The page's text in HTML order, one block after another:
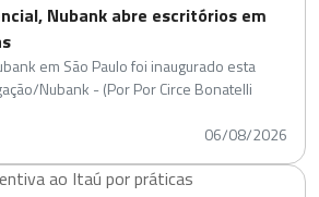
Nubank abre escritórios em
em São Paulo foi inaugurado esta
Nubank - (Por Por Circe Bonatelli
06/08/2026